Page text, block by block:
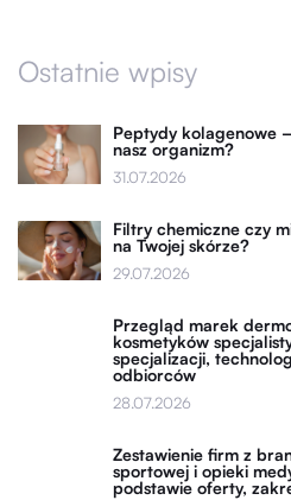
Ostatnie wpisy
Peptydy kolagenowe
nasz organizm?
31.07.2026
Filtry chemiczne czy
na Twojej skórze?
29.07.2026
Przegląd marek
kosmetyków
specjalizacji,
odbiorców
28.07.2026
Zestawienie firm z
sportowej i opieki
podstawie oferty,